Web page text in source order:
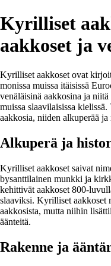
Kyrilliset
aakkoset ja
Kyrilliset aakkoset ovat
monissa muissa itäisissä
venäläisinä aakkosina ja niitä
muissa slaavilaisissa
aakkosia, niiden alkuperää ja
Alkuperä ja
Kyrilliset aakkoset saivat
bysanttilainen munkki ja
kehittivät aakkoset 800-
slaaviksi. Kyrilliset aakkoset
aakkosista, mutta niihin
äänteitä.
Rakenne ja